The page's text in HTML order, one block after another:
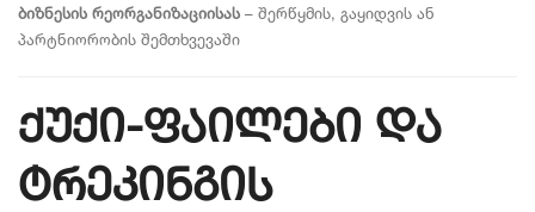
ბიზნესის რეორგანიზაციისას – შერწყმის, გაყიდვის ან
პარტნიორობის შემთხვევაში
ქუქი-ფაილები და
ტრეკინგის